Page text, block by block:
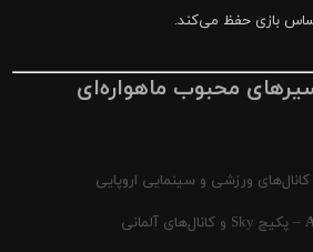
بازی حفظ می‌کند.
محبوب ماهواره‌ای
ورزشی و سینمایی اروپایی
– پکیج Sky و کانال‌های آلمانی